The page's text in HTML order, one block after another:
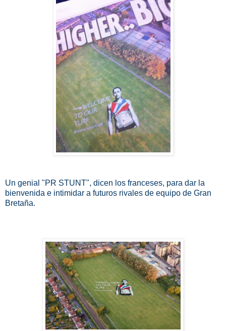
Un genial "PR STUNT", dicen los franceses, para dar la
bienvenida e intimidar a futuros rivales de equipo de Gran
Bretaña.